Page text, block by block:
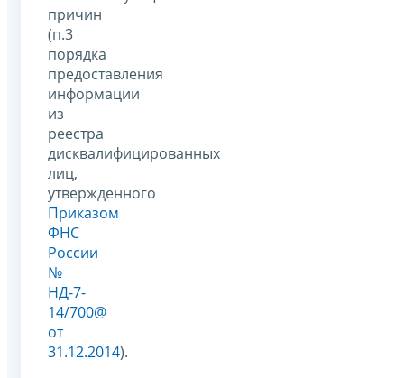
причин
(п.3
порядка
предоставления
информации
из
реестра
дисквалифицированных
лиц,
утвержденного
Приказом
ФНС
России
№
НД-7-
14/700@
от
31.12.2014).